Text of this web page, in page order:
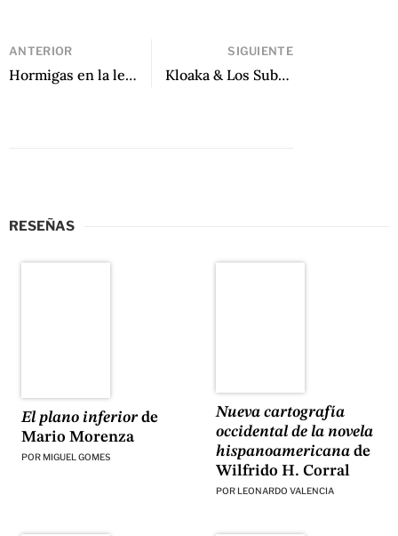
ANTERIOR
Hormigas en la lengua de Lena Yau
SIGUIENTE
Kloaka & Los Subterraneos: El instinto de vivir de Roger Santiváñez
RESEÑAS
El plano inferiorde
Mario Morenza
POR MIGUEL GOMES
Nueva cartografía
occidental de la novela
hispanoamericanade
Wilfrido H. Corral
POR LEONARDO VALENCIA